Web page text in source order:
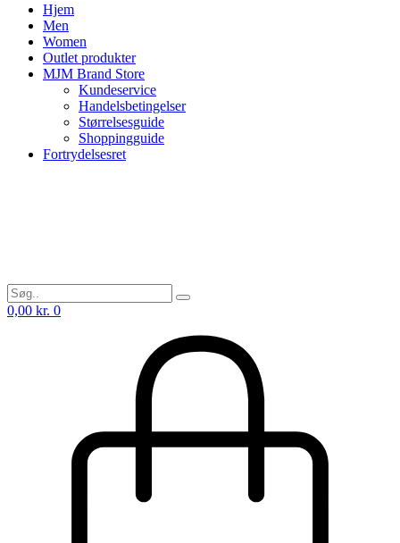
Hjem
Men
Women
Outlet produkter
MJM Brand Store
Kundeservice
Handelsbetingelser
Størrelsesguide
Shoppingguide
Fortrydelsesret
0,00 kr. 0